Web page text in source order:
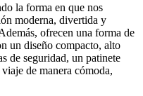
la forma en que nos
moderna, divertida y
ofrecen una forma de
un diseño compacto, alto
de seguridad, un patinete
de manera cómoda,